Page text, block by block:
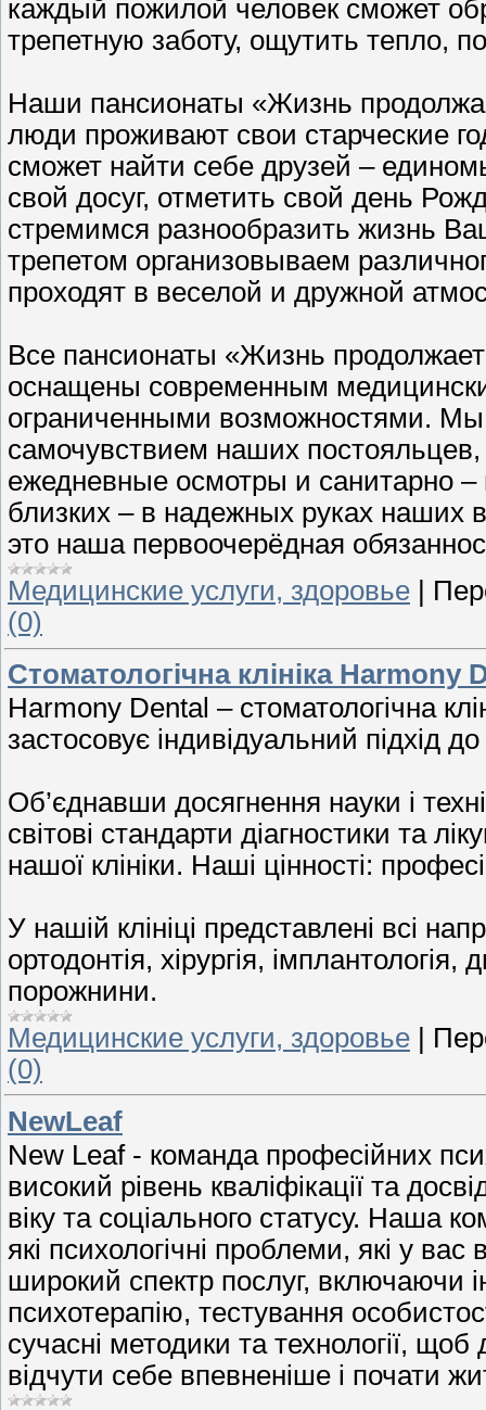
каждый пожилой человек сможет
трепетную заботу, ощутить тепло,
Наши пансионаты «Жизнь
люди проживают свои старческие
сможет найти себе друзей –
свой досуг, отметить свой день
стремимся разнообразить жизнь
трепетом организовываем
проходят в веселой и дружной
Все пансионаты «Жизнь
оснащены современным
ограниченными возможностями.
самочувствием наших
ежедневные осмотры и санитарно
близких – в надежных руках наших
это наша первоочерёдная
Медицинские услуги, здоровье
(0)
Стоматологічна клініка Harmony
Harmony Dental – стоматологічна
застосовує індивідуальний підхід
Об’єднавши досягнення науки і
світові стандарти діагностики та
нашої клініки. Наші цінності:
У нашій клініці представлені всі
ортодонтія, хірургія, імплантологія,
порожнини.
Медицинские услуги, здоровье
(0)
NewLeaf
New Leaf - команда професійних
високий рівень кваліфікації та
віку та соціального статусу. Наша
які психологічні проблеми, які у
широкий спектр послуг, включаючи
психотерапію, тестування
сучасні методики та технології,
відчути себе впевненіше і почати